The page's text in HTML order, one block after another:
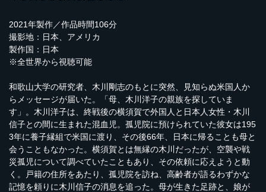
2021年製作／作品時間106分
撮影地：日本、アメリカ
製作国：日本
※全世界から視聴可能
和歌山大学の研究者、木川剛志のもとに突然、見知らぬ米国人か
らメッセージが届いた。「母、木川洋子の親族を探していま
す」。木川洋子は、終戦後の横須賀で外国人と日本人女性・木川
信子との間に生まれた混血児。孤児院に預けられていた彼女は195
3年に養子縁組で米国に渡り、その後66年、日本に帰ることも母と
会うこともなかった。横須賀とは無縁の木川だったが、空襲や戦
災孤児について調べていたこともあり、その依頼に応えようと動
く。戸籍の住所をあたり、孤児院を訪ね、高齢者が語るわずかな
記憶を頼りに木川信子の消息を追った。母が生きた足跡と、娘が